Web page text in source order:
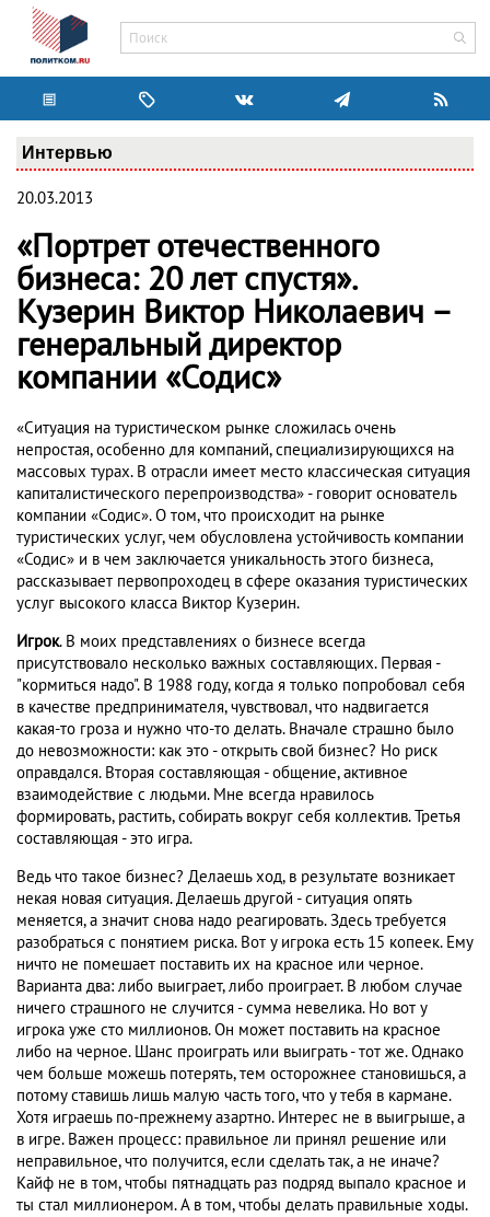
Интервью
20.03.2013
«Портрет отечественного
бизнеса: 20 лет спустя».
Кузерин Виктор Николаевич –
генеральный директор
компании «Содис»
«Ситуация на туристическом рынке сложилась очень
непростая, особенно для компаний, специализирующихся на
массовых турах. В отрасли имеет место классическая ситуация
капиталистического перепроизводства» - говорит основатель
компании «Содис». О том, что происходит на рынке
туристических услуг, чем обусловлена устойчивость компании
«Содис» и в чем заключается уникальность этого бизнеса,
рассказывает первопроходец в сфере оказания туристических
услуг высокого класса Виктор Кузерин.
Игрок. В моих представлениях о бизнесе всегда
присутствовало несколько важных составляющих. Первая -
"кормиться надо". В 1988 году, когда я только попробовал себя
в качестве предпринимателя, чувствовал, что надвигается
какая-то гроза и нужно что-то делать. Вначале страшно было
до невозможности: как это - открыть свой бизнес? Но риск
оправдался. Вторая составляющая - общение, активное
взаимодействие с людьми. Мне всегда нравилось
формировать, растить, собирать вокруг себя коллектив. Третья
составляющая - это игра.
Ведь что такое бизнес? Делаешь ход, в результате возникает
некая новая ситуация. Делаешь другой - ситуация опять
меняется, а значит снова надо реагировать. Здесь требуется
разобраться с понятием риска. Вот у игрока есть 15 копеек. Ему
ничто не помешает поставить их на красное или черное.
Варианта два: либо выиграет, либо проиграет. В любом случае
ничего страшного не случится - сумма невелика. Но вот у
игрока уже сто миллионов. Он может поставить на красное
либо на черное. Шанс проиграть или выиграть - тот же. Однако
чем больше можешь потерять, тем осторожнее становишься, а
потому ставишь лишь малую часть того, что у тебя в кармане.
Хотя играешь по-прежнему азартно. Интерес не в выигрыше, а
в игре. Важен процесс: правильное ли принял решение или
неправильное, что получится, если сделать так, а не иначе?
Кайф не в том, чтобы пятнадцать раз подряд выпало красное и
ты стал миллионером. А в том, чтобы делать правильные ходы.